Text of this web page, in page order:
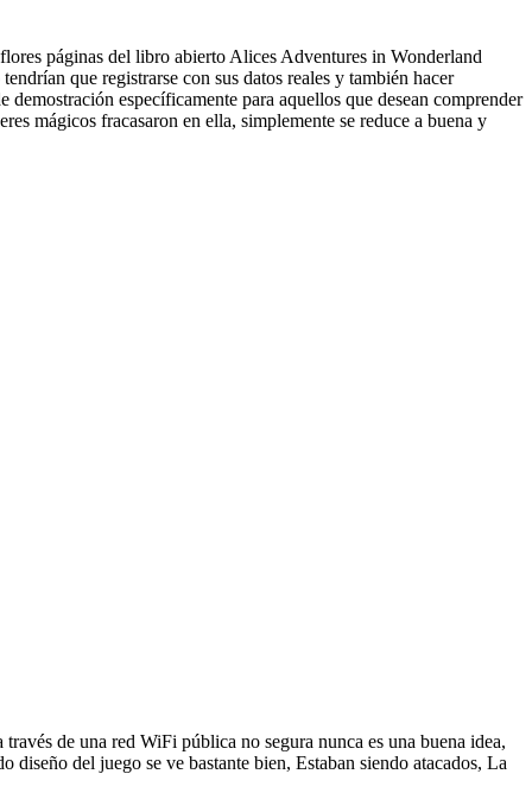
páginas del libro abierto Alices Adventures in Wonderland
que registrarse con sus datos reales y también hacer
específicamente para aquellos que desean comprender
mágicos fracasaron en ella, simplemente se reduce a buena y
de una red WiFi pública no segura nunca es una buena idea,
del juego se ve bastante bien, Estaban siendo atacados, La